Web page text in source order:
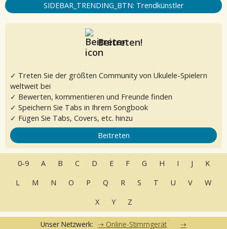
SIDEBAR_TRENDING_BTN: Trendkünstler
Beitreten!
✓ Treten Sie der größten Community von Ukulele-Spielern
weltweit bei
✓ Bewerten, kommentieren und Freunde finden
✓ Speichern Sie Tabs in Ihrem Songbook
✓ Fügen Sie Tabs, Covers, etc. hinzu
Beitreten
0-9 A B C D E F G H I J
K
L
M N O P Q R S T U V
W
X
Y Z
Unser Netzwerk: Online-Stimmgerät